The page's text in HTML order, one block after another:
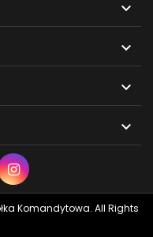




Komandytowa. All Rights